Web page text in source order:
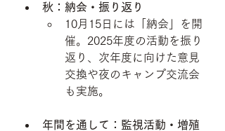
秋：納会・振り返り
10月15日には「納会」を開
催。2025年度の活動を振り
返り、次年度に向けた意見
交換や夜のキャンプ交流会
も実施。
年間を通して：監視活動・増殖